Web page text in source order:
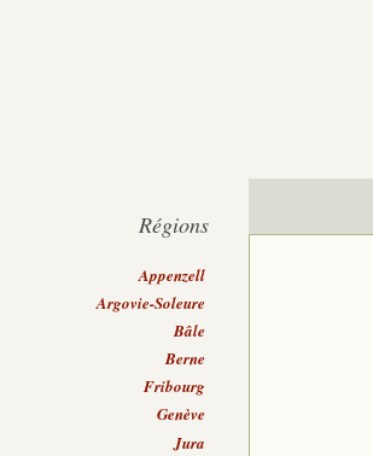
Régions
Appenzell
Argovie-Soleure
Bâle
Berne
Fribourg
Genève
Jura